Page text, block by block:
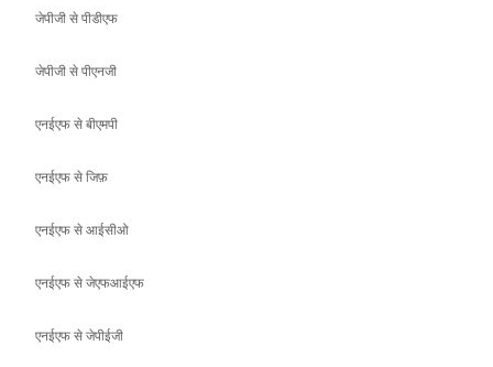
एनईएफ से बीएमपी
एनईएफ से जिफ़
एनईएफ से आईसीओ
एनईएफ से जेएफआईएफ
एनईएफ से जेपीईजी
एनईएफ से जेपीजी
एनईएफ से पीडीएफ